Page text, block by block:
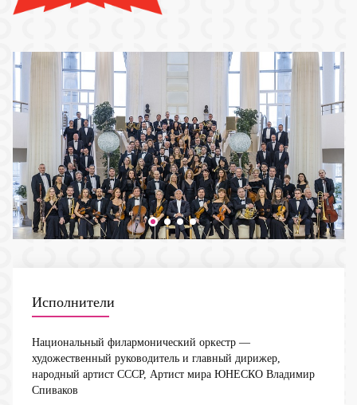
Исполнители
Национальный филармонический оркестр —
художественный руководитель и главный дирижер,
народный артист СССР, Артист мира ЮНЕСКО Владимир
Спиваков